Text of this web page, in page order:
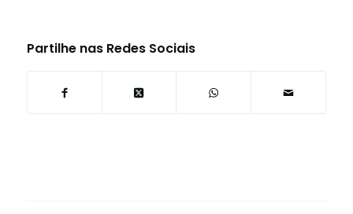
Partilhe nas Redes Sociais